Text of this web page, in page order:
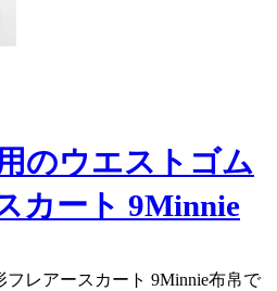
のウエストゴム
カート 9Minnie
レアースカート 9Minnie ​布帛で